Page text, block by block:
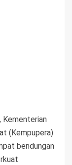
Kementerian
(Kempupera)
bendungan